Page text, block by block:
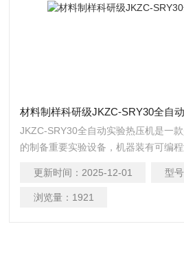
材料制样科研级JKZC-SRY30全自
JKZC-SRY30全自动实验热压机是一
的制备重要实验设备，机器装有可编
过程动态即时显示和监视，模压程序
简单，适用广泛高效。同时适用橡塑
更新时间： 2025-12-01 型号
浏览量： 1921